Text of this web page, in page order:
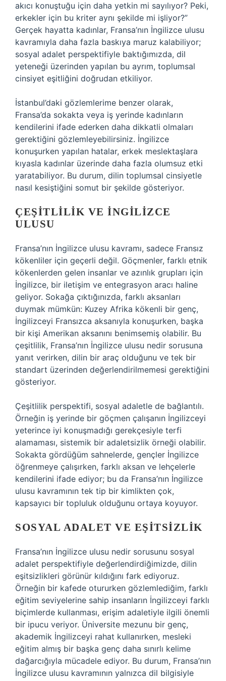
akıcı konuştuğu için daha yetkin mi sayılıyor? Peki,
erkekler için bu kriter aynı şekilde mi işliyor?”
Gerçek hayatta kadınlar, Fransa’nın İngilizce ulusu
kavramıyla daha fazla baskıya maruz kalabiliyor;
sosyal adalet perspektifiyle baktığımızda, dil
yeteneği üzerinden yapılan bu ayrım, toplumsal
cinsiyet eşitliğini doğrudan etkiliyor.
İstanbul’daki gözlemlerime benzer olarak,
Fransa’da sokakta veya iş yerinde kadınların
kendilerini ifade ederken daha dikkatli olmaları
gerektiğini gözlemleyebilirsiniz. İngilizce
konuşurken yapılan hatalar, erkek meslektaşlara
kıyasla kadınlar üzerinde daha fazla olumsuz etki
yaratabiliyor. Bu durum, dilin toplumsal cinsiyetle
nasıl kesiştiğini somut bir şekilde gösteriyor.
ÇEŞITLILIK VE İNGILIZCE
ULUSU
Fransa’nın İngilizce ulusu kavramı, sadece Fransız
kökenliler için geçerli değil. Göçmenler, farklı etnik
kökenlerden gelen insanlar ve azınlık grupları için
İngilizce, bir iletişim ve entegrasyon aracı haline
geliyor. Sokağa çıktığınızda, farklı aksanları
duymak mümkün: Kuzey Afrika kökenli bir genç,
İngilizceyi Fransızca aksanıyla konuşurken, başka
bir kişi Amerikan aksanını benimsemiş olabilir. Bu
çeşitlilik, Fransa’nın İngilizce ulusu nedir sorusuna
yanıt verirken, dilin bir araç olduğunu ve tek bir
standart üzerinden değerlendirilmemesi gerektiğini
gösteriyor.
Çeşitlilik perspektifi, sosyal adaletle de bağlantılı.
Örneğin iş yerinde bir göçmen çalışanın İngilizceyi
yeterince iyi konuşmadığı gerekçesiyle terfi
alamaması, sistemik bir adaletsizlik örneği olabilir.
Sokakta gördüğüm sahnelerde, gençler İngilizce
öğrenmeye çalışırken, farklı aksan ve lehçelerle
kendilerini ifade ediyor; bu da Fransa’nın İngilizce
ulusu kavramının tek tip bir kimlikten çok,
kapsayıcı bir topluluk olduğunu ortaya koyuyor.
SOSYAL ADALET VE EŞITSIZLIK
Fransa’nın İngilizce ulusu nedir sorusunu sosyal
adalet perspektifiyle değerlendirdiğimizde, dilin
eşitsizlikleri görünür kıldığını fark ediyoruz.
Örneğin bir kafede otururken gözlemlediğim, farklı
eğitim seviyelerine sahip insanların İngilizceyi farklı
biçimlerde kullanması, erişim adaletiyle ilgili önemli
bir ipucu veriyor. Üniversite mezunu bir genç,
akademik İngilizceyi rahat kullanırken, mesleki
eğitim almış bir başka genç daha sınırlı kelime
dağarcığıyla mücadele ediyor. Bu durum, Fransa’nın
İngilizce ulusu kavramının yalnızca dil bilgisiyle